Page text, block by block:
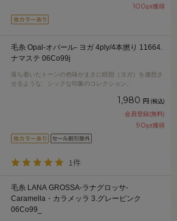
100pt獲得
毛糸 Opal-オパール- ヨガ 4ply/4本撚り 11664.
ナマステ 06Co99j
落ち着いたトーンの色味がまさに瞑想（ヨガ）を連想さ
せるような、シックな印象のコレクション。
1,980 円 (税込)
会員登録(無料)
90pt獲得
1件
毛糸 LANA GROSSA-ラナグロッサ-
Caramella・カラメッラ 3.グレーピンク
06Co99_